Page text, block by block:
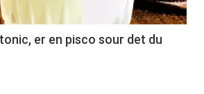
er en pisco sour det du